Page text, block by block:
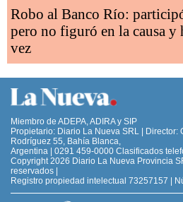
Robo al Banco Río:
pero no figuró en la causa
vez
Miembro de ADEPA, ADIRA y SIP
Propietario: Diario La Nueva SRL | Director:
Rodríguez 55, Bahía Blanca,
Argentina | 0291 459-0000 Clasificados
Copyright 2026 Diario La Nueva Provincia
reservados |
Registro propiedad intelectual 73257157 |